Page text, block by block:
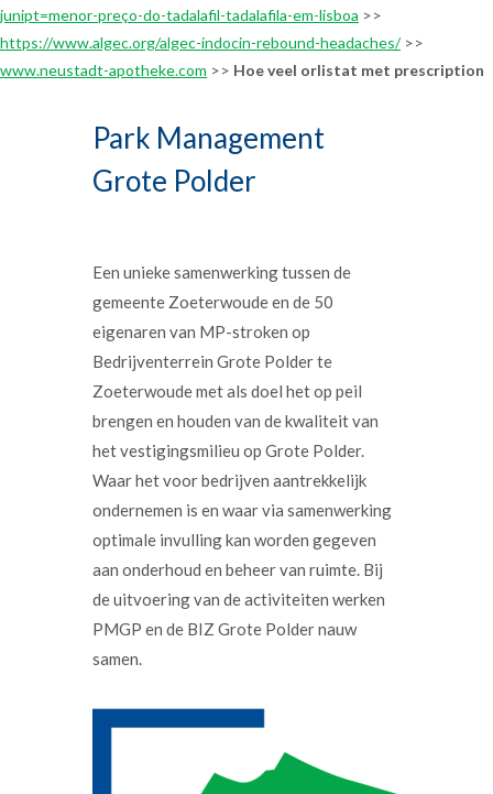
junipt=menor-preço-do-tadalafil-tadalafila-em-lisboa >>
https://www.algec.org/algec-indocin-rebound-headaches/>>
www.neustadt-apotheke.com >> Hoe veel orlistat met prescription
Park Management
Grote Polder
Een unieke samenwerking tussen de
gemeente Zoeterwoude en de 50
eigenaren van MP-stroken op
Bedrijventerrein Grote Polder te
Zoeterwoude met als doel het op peil
brengen en houden van de kwaliteit van
het vestigingsmilieu op Grote Polder.
Waar het voor bedrijven aantrekkelijk
ondernemen is en waar via samenwerking
optimale invulling kan worden gegeven
aan onderhoud en beheer van ruimte. Bij
de uitvoering van de activiteiten werken
PMGP en de BIZ Grote Polder nauw
samen.